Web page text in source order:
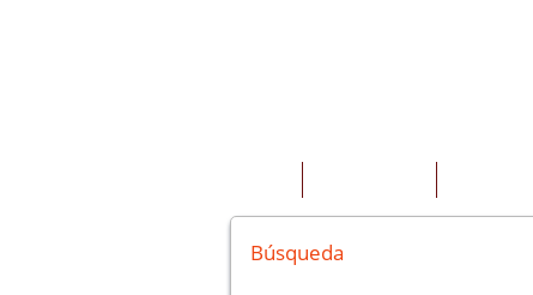
Búsqueda